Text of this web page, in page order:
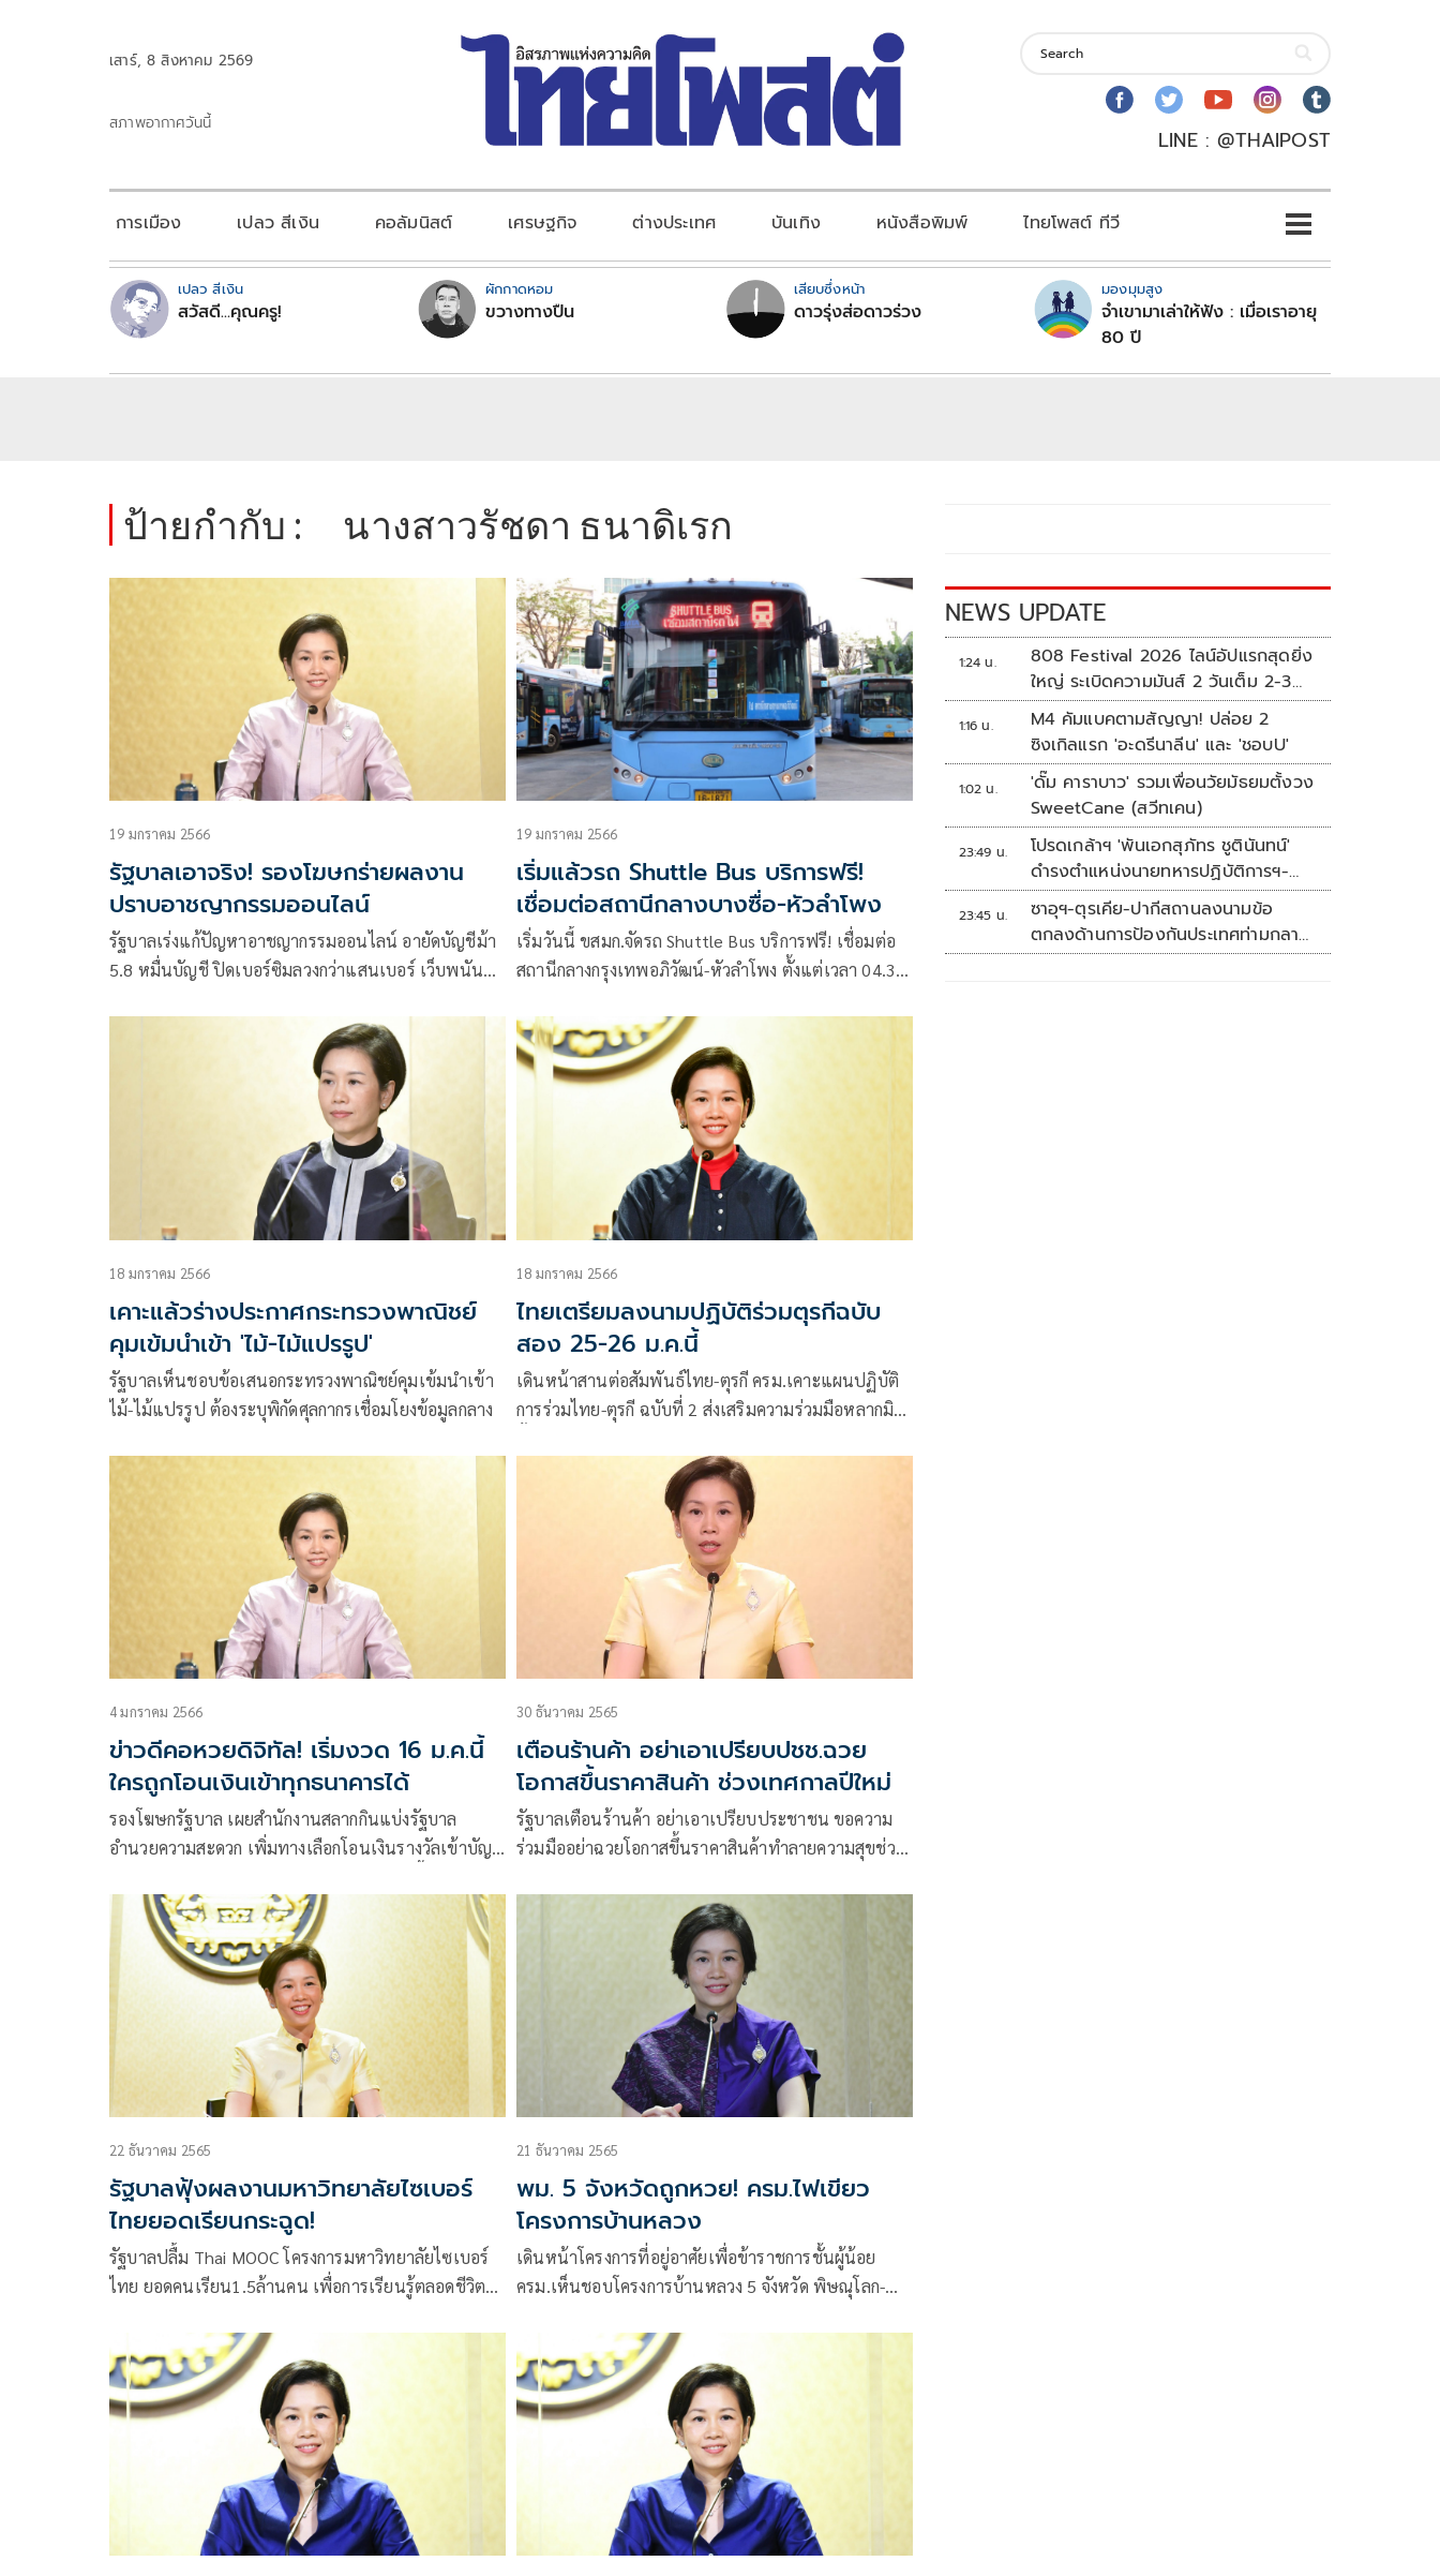
เสาร์, 8 สิงหาคม 2569
สภาพอากาศวันนี้
LINE : @THAIPOST
การเมือง เปลว สีเงิน คอลัมนิสต์ เศรษฐกิจ ต่างประเทศ บันเทิง หนังสือพิมพ์ ไทยโพสต์ ทีวี
เปลว สีเงิน
สวัสดี...คุณครู!
ผักกาดหอม
ขวางทางปืน
เสียบซึ่งหน้า
ดาวรุ่งส่อดาวร่วง
มองมุมสูง
จำเขามาเล่าให้ฟัง : เมื่อเราอายุ
80 ปี
ป้ายกำกับ : นางสาวรัชดา ธนาดิเรก
19 มกราคม 2566
รัฐบาลเอาจริง! รองโฆษกร่ายผลงาน
ปราบอาชญากรรมออนไลน์
รัฐบาลเร่งแก้ปัญหาอาชญากรรมออนไลน์ อายัดบัญชีม้า
5.8 หมื่นบัญชี ปิดเบอร์ซิมลวงกว่าแสนเบอร์ เว็บพนัน
19 มกราคม 2566
เริ่มแล้วรถ Shuttle Bus บริการฟรี!
เชื่อมต่อสถานีกลางบางซื่อ-หัวลำโพง
เริ่มวันนี้ ขสมก.จัดรถ Shuttle Bus บริการฟรี! เชื่อมต่อ
สถานีกลางกรุงเทพอภิวัฒน์-หัวลำโพง ตั้งแต่เวลา 04.30-
18 มกราคม 2566
เคาะแล้วร่างประกาศกระทรวงพาณิชย์
คุมเข้มนำเข้า 'ไม้-ไม้แปรรูป'
รัฐบาลเห็นชอบข้อเสนอกระทรวงพาณิชย์คุมเข้มนำเข้า
ไม้-ไม้แปรรูป ต้องระบุพิกัดศุลกากรเชื่อมโยงข้อมูลกลาง
18 มกราคม 2566
ไทยเตรียมลงนามปฏิบัติร่วมตุรกีฉบับ
สอง 25-26 ม.ค.นี้
เดินหน้าสานต่อสัมพันธ์ไทย-ตุรกี ครม.เคาะแผนปฏิบัติ
การร่วมไทย-ตุรกี ฉบับที่ 2 ส่งเสริมความร่วมมือหลากมิติ
4 มกราคม 2566
ข่าวดีคอหวยดิจิทัล! เริ่มงวด 16 ม.ค.นี้
ใครถูกโอนเงินเข้าทุกธนาคารได้
รองโฆษกรัฐบาล เผยสำนักงานสลากกินแบ่งรัฐบาล
อำนวยความสะดวก เพิ่มทางเลือกโอนเงินรางวัลเข้าบัญชี
30 ธันวาคม 2565
เตือนร้านค้า อย่าเอาเปรียบปชช.ฉวย
โอกาสขึ้นราคาสินค้า ช่วงเทศกาลปีใหม่
รัฐบาลเตือนร้านค้า อย่าเอาเปรียบประชาชน ขอความ
ร่วมมืออย่าฉวยโอกาสขึ้นราคาสินค้าทำลายความสุขช่วง
22 ธันวาคม 2565
รัฐบาลฟุ้งผลงานมหาวิทยาลัยไซเบอร์
ไทยยอดเรียนกระฉูด!
รัฐบาลปลื้ม Thai MOOC โครงการมหาวิทยาลัยไซเบอร์
ไทย ยอดคนเรียน1.5ล้านคน เพื่อการเรียนรู้ตลอดชีวิต
21 ธันวาคม 2565
พม. 5 จังหวัดถูกหวย! ครม.ไฟเขียว
โครงการบ้านหลวง
เดินหน้าโครงการที่อยู่อาศัยเพื่อข้าราชการชั้นผู้น้อย
ครม.เห็นชอบโครงการบ้านหลวง 5 จังหวัด พิษณุโลก-
NEWS UPDATE
1:24 น.
808 Festival 2026 ไลน์อัปแรกสุดยิ่ง
ใหญ่ ระเบิดความมันส์ 2 วันเต็ม 2-3
ต.ค.นี้
1:16 น.
M4 คัมแบคตามสัญญา! ปล่อย 2
ซิงเกิลแรก 'อะดรีนาลีน' และ 'ชอบU'
1:02 น.
'ดั๊ม คาราบาว' รวมเพื่อนวัยมัธยมตั้งวง
SweetCane (สวีทเคน)
23:49 น.
โปรดเกล้าฯ 'พันเอกสุภัทร ชูตินันทน์'
ดำรงตำแหน่งนายทหารปฏิบัติการฯ-
พระราชทานยศ 'พลตรี'
23:45 น.
ซาอุฯ-ตุรเคีย-ปากีสถานลงนามข้อ
ตกลงด้านการป้องกันประเทศท่ามกลาง
สงครามในภูมิภาค